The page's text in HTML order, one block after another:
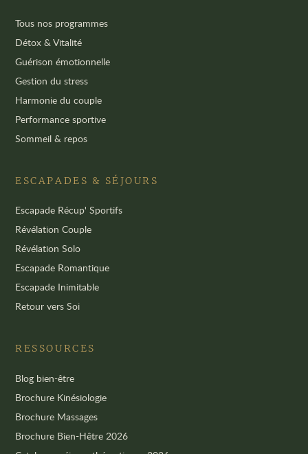
Tous nos programmes
Détox & Vitalité
Guérison émotionnelle
Gestion du stress
Harmonie du couple
Performance sportive
Sommeil & repos
ESCAPADES & SÉJOURS
Escapade Récup' Sportifs
Révélation Couple
Révélation Solo
Escapade Romantique
Escapade Inimitable
Retour vers Soi
RESSOURCES
Blog bien-être
Brochure Kinésiologie
Brochure Massages
Brochure Bien-Hêtre 2026